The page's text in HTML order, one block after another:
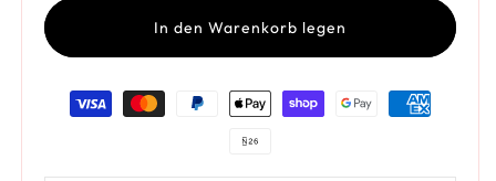
In den Warenkorb legen
Zahlungsmethoden